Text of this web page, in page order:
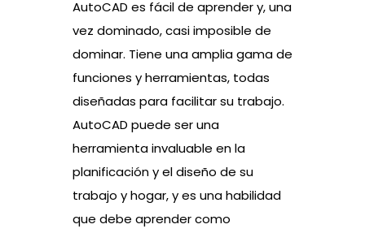
AutoCAD es fácil de aprender y, una
vez dominado, casi imposible de
dominar. Tiene una amplia gama de
funciones y herramientas, todas
diseñadas para facilitar su trabajo.
AutoCAD puede ser una
herramienta invaluable en la
planificación y el diseño de su
trabajo y hogar, y es una habilidad
que debe aprender como